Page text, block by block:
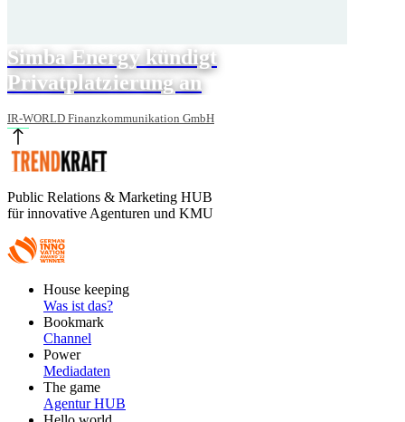
Simba Energy kündigt
Privatplatzierung an
IR-WORLD Finanzkommunikation GmbH
Public Relations & Marketing HUB
für innovative Agenturen und KMU
FooterHouse keeping
Was ist das?
Bookmark
Channel
Power
Mediadaten
The game
Agentur HUB